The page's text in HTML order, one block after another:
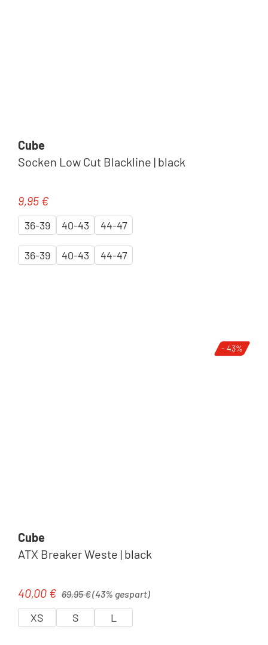
Cube
Socken Low Cut Blackline | black
Regulärer Preis:
9,95 €
36-39 40-43 44-47
36-39 40-43 44-47
- 43%
Cube
ATX Breaker Weste | black
Verkaufspreis:
40,00 € Regulärer Preis:
69,95 €(43% gespart)
XS S L